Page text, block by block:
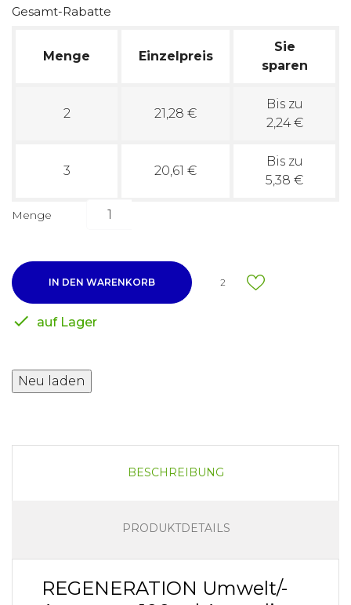
Gesamt-Rabatte
Menge Einzelpreis
Sie
sparen
2 21,28 €
Bis zu
2,24 €
3 20,61 €
Bis zu
5,38 €
Menge
IN DEN WARENKORB 2
 auf Lager
BESCHREIBUNG
PRODUKTDETAILS
REGENERATION Umwelt/-